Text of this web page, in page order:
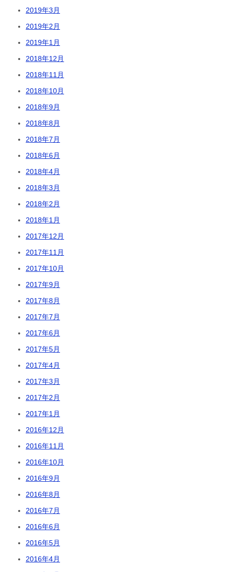
2019年3月
2019年2月
2019年1月
2018年12月
2018年11月
2018年10月
2018年9月
2018年8月
2018年7月
2018年6月
2018年4月
2018年3月
2018年2月
2018年1月
2017年12月
2017年11月
2017年10月
2017年9月
2017年8月
2017年7月
2017年6月
2017年5月
2017年4月
2017年3月
2017年2月
2017年1月
2016年12月
2016年11月
2016年10月
2016年9月
2016年8月
2016年7月
2016年6月
2016年5月
2016年4月